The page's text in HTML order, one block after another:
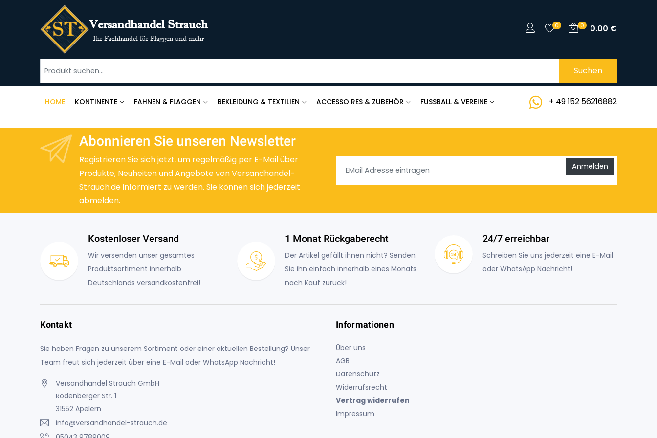
Versandhandel Strauch
Ihr Fachhandel für Flaggen und mehr
0 0 0.00 €
Suchen
HOME KONTINENTE FAHNEN & FLAGGEN BEKLEIDUNG & TEXTILIEN ACCESSOIRES & ZUBEHÖR FUSSBALL & VEREINE + 49 152 56216882
Abonnieren Sie unseren Newsletter
Registrieren Sie sich jetzt, um regelmäßig per E-Mail über
Produkte, Neuheiten und Angebote von Versandhandel-
Strauch.de informiert zu werden. Sie können sich jederzeit
abmelden.
Anmelden
Kostenloser Versand
Wir versenden unser gesamtes
Produktsortiment innerhalb
Deutschlands versandkostenfrei!
1 Monat Rückgaberecht
Der Artikel gefällt ihnen nicht? Senden
Sie ihn einfach innerhalb eines Monats
nach Kauf zurück!
24/7 erreichbar
Schreiben Sie uns jederzeit eine E-Mail
oder WhatsApp Nachricht!
Kontakt
Sie haben Fragen zu unserem Sortiment oder einer aktuellen Bestellung? Unser
Team freut sich jederzeit über eine E-Mail oder WhatsApp Nachricht!
Versandhandel Strauch GmbH
Rodenberger Str. 1
31552 Apelern
info@versandhandel-strauch.de
Informationen
Über uns
AGB
Datenschutz
Widerrufsrecht
Vertrag widerrufen
Impressum